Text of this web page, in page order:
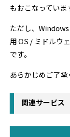
もおこなっていま
ただし、
用 OS / ミドルウ
です。
あらかじめご了承
関連サービス